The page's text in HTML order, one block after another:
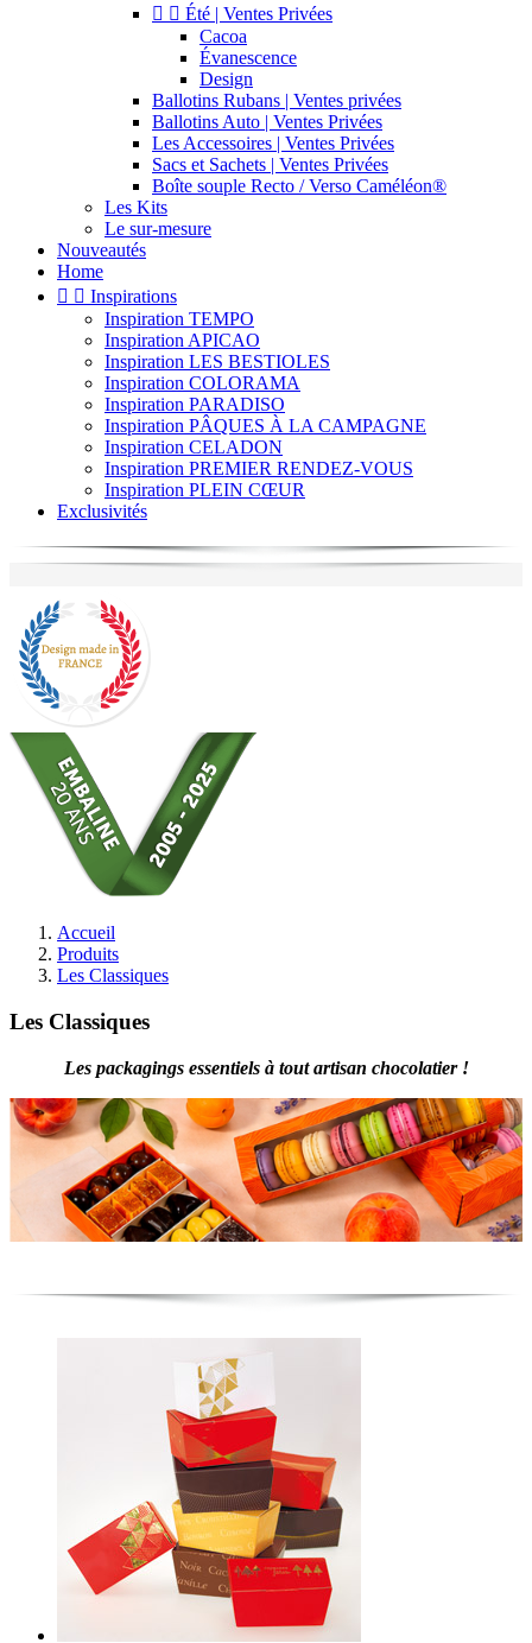
  Été | Ventes Privées
Cacoa
Évanescence
Design
Ballotins Rubans | Ventes privées
Ballotins Auto | Ventes Privées
Les Accessoires | Ventes Privées
Sacs et Sachets | Ventes Privées
Boîte souple Recto / Verso Caméléon®
Les Kits
Le sur-mesure
Nouveautés
Home
  Inspirations
Inspiration TEMPO
Inspiration APICAO
Inspiration LES BESTIOLES
Inspiration COLORAMA
Inspiration PARADISO
Inspiration PÂQUES À LA CAMPAGNE
Inspiration CELADON
Inspiration PREMIER RENDEZ-VOUS
Inspiration PLEIN CŒUR
Exclusivités
Accueil
Produits
Les Classiques
Les Classiques
Les packagings essentiels à tout artisan chocolatier !